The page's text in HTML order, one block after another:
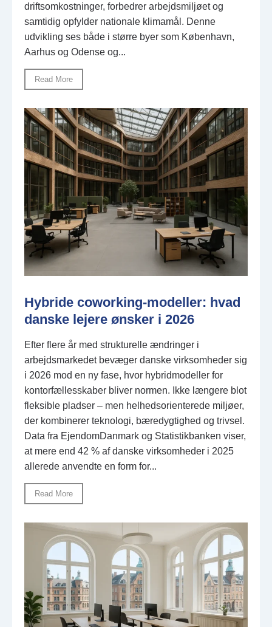
driftsomkostninger, forbedrer arbejdsmiljøet og
samtidig opfylder nationale klimamål. Denne
udvikling ses både i større byer som København,
Aarhus og Odense og...
Read More
Hybride coworking-modeller: hvad
danske lejere ønsker i 2026
Efter flere år med strukturelle ændringer i
arbejdsmarkedet bevæger danske virksomheder sig
i 2026 mod en ny fase, hvor hybridmodeller for
kontorfællesskaber bliver normen. Ikke længere blot
fleksible pladser – men helhedsorienterede miljøer,
der kombinerer teknologi, bæredygtighed og trivsel.
Data fra EjendomDanmark og Statistikbanken viser,
at mere end 42 % af danske virksomheder i 2025
allerede anvendte en form for...
Read More